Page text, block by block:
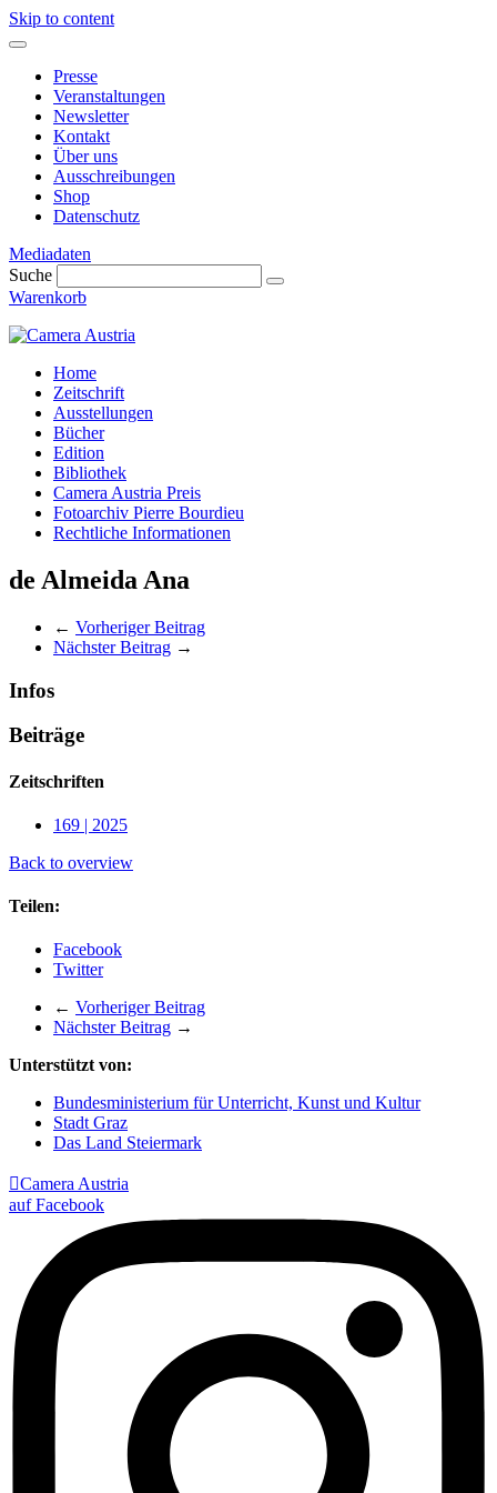
Skip to content
Presse
Veranstaltungen
Newsletter
Kontakt
Über uns
Ausschreibungen
Shop
Datenschutz
Mediadaten
Suche
Warenkorb
Home
Zeitschrift
Ausstellungen
Bücher
Edition
Bibliothek
Camera Austria Preis
Fotoarchiv Pierre Bourdieu
Rechtliche Informationen
de Almeida Ana
← Vorheriger Beitrag
Nächster Beitrag →
Infos
Beiträge
Zeitschriften
169 | 2025
Back to overview
Teilen:
Facebook
Twitter
← Vorheriger Beitrag
Nächster Beitrag →
Unterstützt von:
Bundesministerium für Unterricht, Kunst und Kultur
Stadt Graz
Das Land Steiermark
Camera Austria
auf Facebook